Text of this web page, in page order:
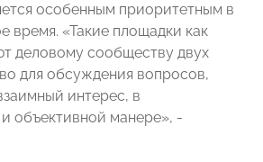
особенным приоритетным в
время. «Такие площадки как
деловому сообществу двух
для обсуждения вопросов,
интерес, в
объективной манере», -